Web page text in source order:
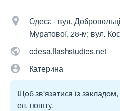
Одеса · вул.
Муратової, 28-м; вул.
odesa.flashstudies.net
Катерина
Щоб зв'язатися із
ел. пошту.